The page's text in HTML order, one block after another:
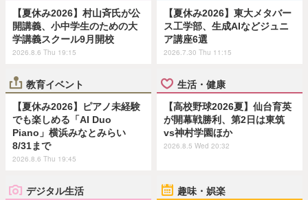
【夏休み2026】村山斉氏が公
開講義、小中学生のための大
学講義スクール9月開校
2026.8.6 Thu 19:15
【夏休み2026】東大メタバー
ス工学部、生成AIなどジュニ
ア講座6選
2026.7.30 Thu 11:15
教育イベント
【夏休み2026】ピアノ未経験
でも楽しめる「AI Duo
Piano」横浜みなとみらい
8/31まで
2026.8.6 Thu 19:45
生活・健康
【高校野球2026夏】仙台育英
が開幕戦勝利、第2日は東筑
vs神村学園ほか
2026.8.5 Wed 20:32
デジタル生活 趣味・娯楽